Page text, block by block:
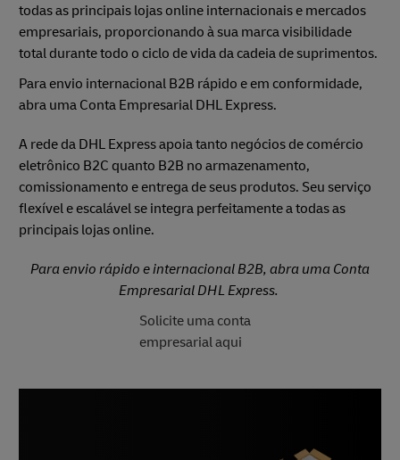
todas as principais lojas online internacionais e mercados
empresariais, proporcionando à sua marca visibilidade
total durante todo o ciclo de vida da cadeia de suprimentos.
Para envio internacional B2B rápido e em conformidade,
abra uma Conta Empresarial DHL Express.
A rede da DHL Express apoia tanto negócios de comércio
eletrônico B2C quanto B2B no armazenamento,
comissionamento e entrega de seus produtos. Seu serviço
flexível e escalável se integra perfeitamente a todas as
principais lojas online.
Para envio rápido e internacional B2B, abra uma Conta
Empresarial DHL Express.
Solicite uma conta
empresarial aqui